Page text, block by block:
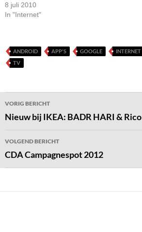
8 juli 2010
In "Internet"
ANDROID APP'S GOOGLE INTERNET
TV
Bericht
navigatie
VORIG BERICHT
Nieuw bij IKEA: BADR HARI & Rico
VOLGEND BERICHT
CDA Campagnespot 2012